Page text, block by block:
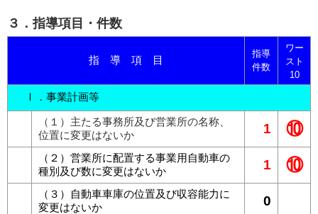
３．指導項目・件数
指 導 項 目
指導
件数
ワー
スト
10
Ⅰ．事業計画等
（１）主たる事務所及び営業所の名称、
位置に変更はないか
1 ⑩
（２）営業所に配置する事業用自動車の
種別及び数に変更はないか
1 ⑩
（３）自動車車庫の位置及び収容能力に
変更はないか
0